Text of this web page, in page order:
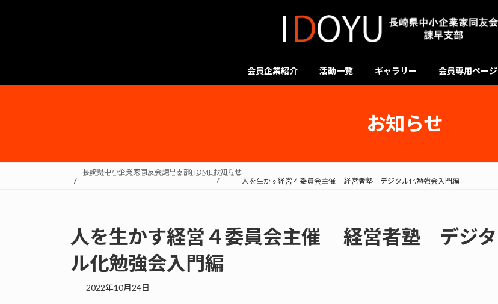
会員企業紹介 活動一覧 ギャラリー 会員専用ページ
お知らせ
長崎県中小企業家同友会諫早支部HOMEお知らせ
人を生かす経営４委員会主催 経営者塾 デジタル化勉強会入門編
人を生かす経営４委員会主催 経営者塾 デジタ
ル化勉強会入門編
2022年10月24日